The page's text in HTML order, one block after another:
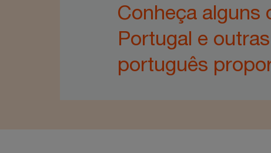
Conheça alguns
Portugal e
português